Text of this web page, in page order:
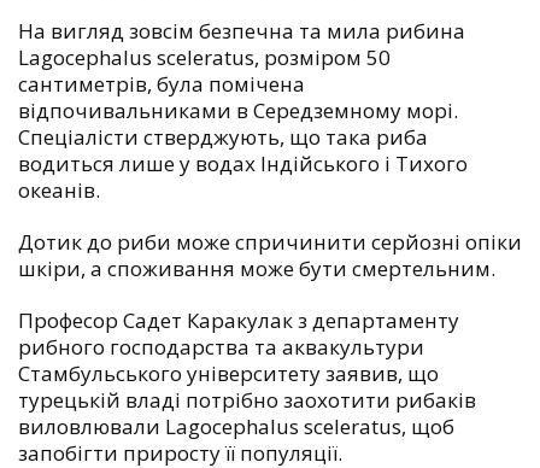
На вигляд зовсім безпечна та мила рибина
Lagocephalus sceleratus, розміром 50
сантиметрів, була помічена
відпочивальниками в Середземному морі.
Спеціалісти стверджують, що така риба
водиться лише у водах Індійського і Тихого
океанів.
Дотик до риби може спричинити серйозні опіки
шкіри, а споживання може бути смертельним.
Професор Садет Каракулак з департаменту
рибного господарства та аквакультури
Стамбульського університету заявив, що
турецькій владі потрібно заохотити рибаків
виловлювали Lagocephalus sceleratus, щоб
запобігти приросту її популяції.